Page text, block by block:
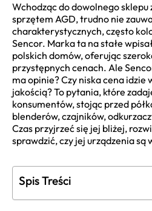
Wchodząc do dowolnego sklepu
sprzętem AGD, trudno nie
charakterystycznych, często
Sencor. Marka ta na stałe
polskich domów, oferując
przystępnych cenach. Ale
ma opinie? Czy niska cena idzie
jakością? To pytania, które
konsumentów, stojąc przed
blenderów, czajników,
Czas przyjrzeć się jej bliżej,
sprawdzić, czy jej urządzenia są
Spis Treści